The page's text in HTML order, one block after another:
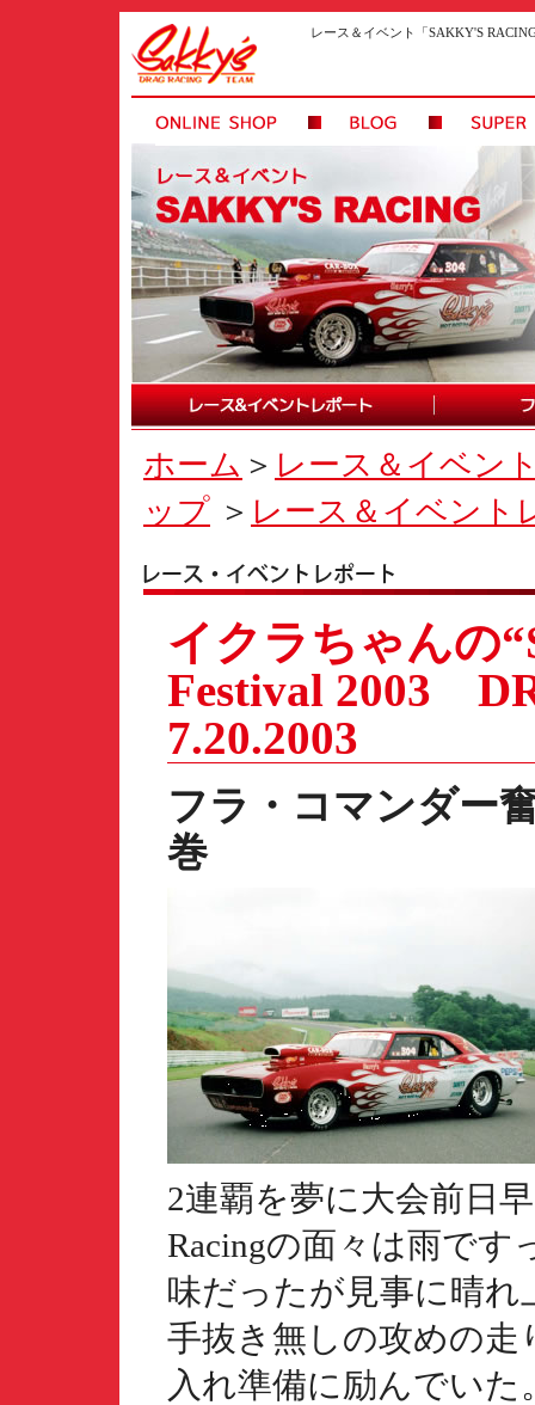
レース＆イベント「SAKKY'S
ホーム ＞ レース＆イベン
ップ ＞ レース＆イベント
イクラちゃんの
Festival 2003
7.20.2003
フラ・コマンダー
巻
2連覇を夢に大会前日
Racingの面々は雨で
味だったが見事に晴
手抜き無しの攻めの
入れ準備に励んでい